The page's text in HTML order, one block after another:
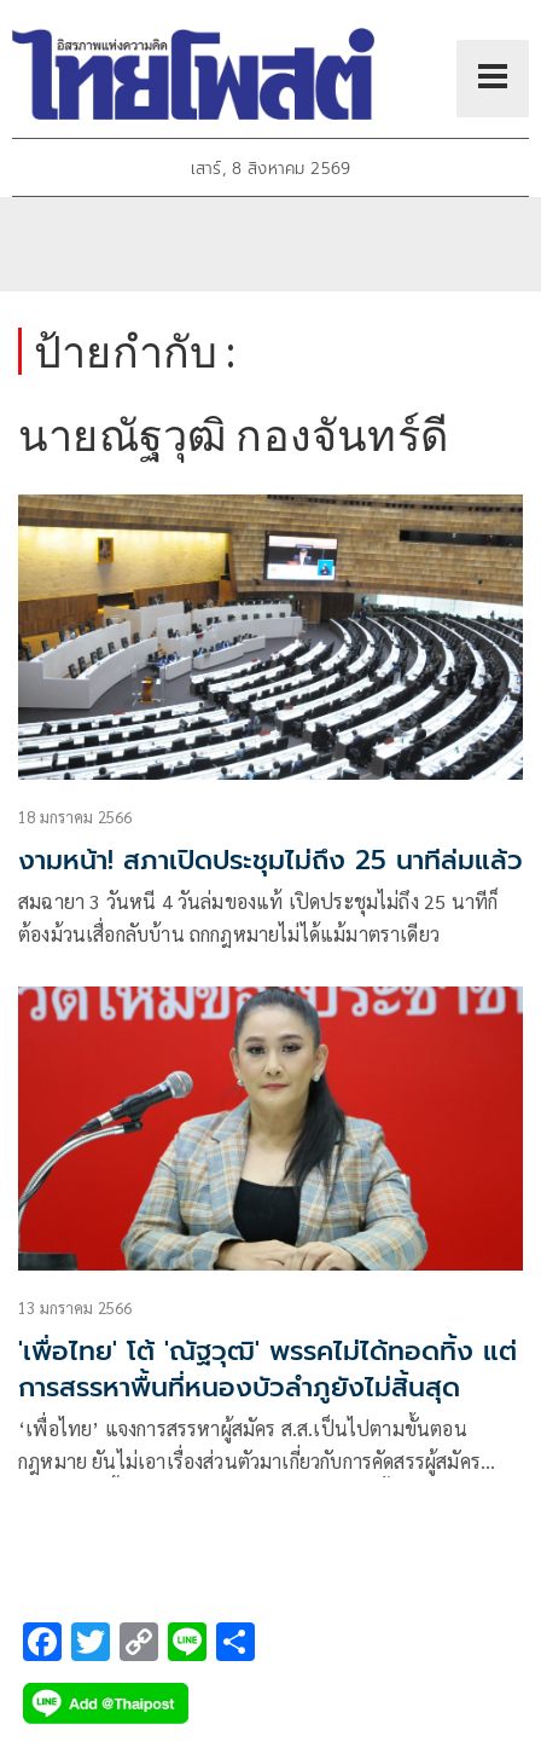
เสาร์, 8 สิงหาคม 2569
ป้ายกำกับ :
นายณัฐวุฒิ กองจันทร์ดี
18 มกราคม 2566
งามหน้า! สภาเปิดประชุมไม่ถึง 25 นาทีล่มแล้ว
สมฉายา 3 วันหนี 4 วันล่มของแท้ เปิดประชุมไม่ถึง 25 นาทีก็
ต้องม้วนเสื่อกลับบ้าน ถกกฎหมายไม่ได้แม้มาตราเดียว
13 มกราคม 2566
'เพื่อไทย' โต้ 'ณัฐวุฒิ' พรรคไม่ได้ทอดทิ้ง แต่
การสรรหาพื้นที่หนองบัวลำภูยังไม่สิ้นสุด
‘เพื่อไทย’ แจงการสรรหาผู้สมัคร ส.ส.เป็นไปตามขั้นตอน
กฎหมาย ยันไม่เอาเรื่องส่วนตัวมาเกี่ยวกับการคัดสรรผู้สมัคร
F
ac
e
T
wi
tt
C
o
p
Li